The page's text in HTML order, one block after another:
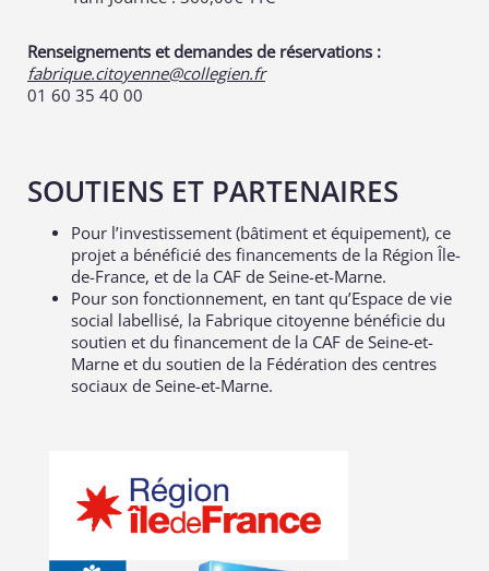
Renseignements et demandes de réservations :
fabrique.citoyenne@collegien.fr
01 60 35 40 00
SOUTIENS ET PARTENAIRES
Pour l’investissement (bâtiment et équipement), ce
projet a bénéficié des financements de la Région Île-
de-France, et de la CAF de Seine-et-Marne.
Pour son fonctionnement, en tant qu’Espace de vie
social labellisé, la Fabrique citoyenne bénéficie du
soutien et du financement de la CAF de Seine-et-
Marne et du soutien de la Fédération des centres
sociaux de Seine-et-Marne.